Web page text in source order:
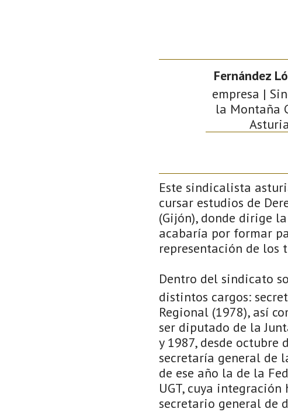
Fernández
empresa |
la Montaña
Este sindicalista
cursar estudios de
(Gijón), donde dirige
acabaría por formar
representación de los
Dentro del sindicato
distintos cargos:
Regional (1978), así
ser diputado de la
y 1987, desde
secretaría general de
de ese año la de la
UGT, cuya
secretario general de